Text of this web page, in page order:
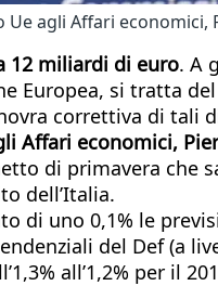
Ue agli Affari economici,
12 miliardi di euro. A
Europea, si tratta
correttiva di tali
Affari economici,
di primavera che
dell’Italia.
di uno 0,1% le
del Def (a
all’1,2% per il